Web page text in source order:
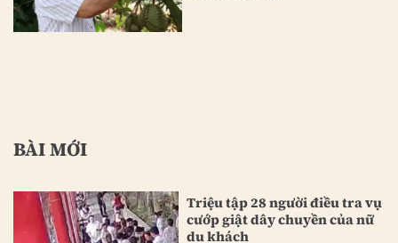
BÀI MỚI
Triệu tập 28 người điều tra vụ
cướp giật dây chuyền của nữ
du khách